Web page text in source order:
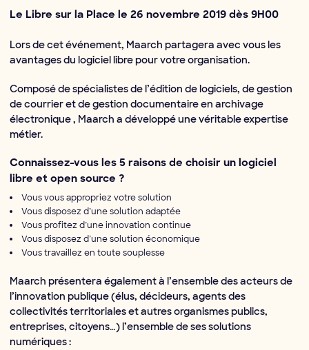
Le Libre sur la Place le 26 novembre 2019 dès 9H00
Lors de cet événement, Maarch partagera avec vous les
avantages du logiciel libre pour votre organisation.
Composé de spécialistes de l’édition de logiciels, de gestion
de courrier et de gestion documentaire en archivage
électronique , Maarch a développé une véritable expertise
métier.
Connaissez-vous les 5 raisons de choisir un logiciel
libre et open source ?
Vous vous appropriez votre solution
Vous disposez d’une solution adaptée
Vous profitez d’une innovation continue
Vous disposez d’une solution économique
Vous travaillez en toute souplesse
Maarch présentera également à l’ensemble des acteurs de
l’innovation publique (élus, décideurs, agents des
collectivités territoriales et autres organismes publics,
entreprises, citoyens…) l’ensemble de ses solutions
numériques :